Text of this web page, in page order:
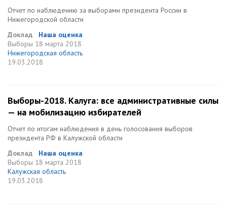
Отчет по наблюдению за выборами президента России в
Нижегородской области
Доклад
Наша оценка
Выборы 18 марта 2018
Нижегородская область
19.03.2018
Выборы-2018. Калуга: все административные силы
— на мобилизацию избирателей
Отчет по итогам наблюдения в день голосования выборов
президента РФ в Калужской области
Доклад
Наша оценка
Выборы 18 марта 2018
Калужская область
19.03.2018